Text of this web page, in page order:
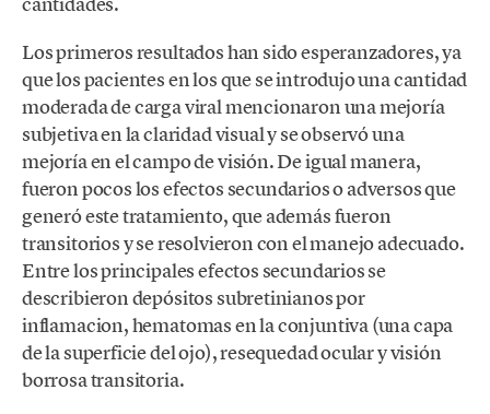
Los primeros resultados han sido esperanzadores, ya
que los pacientes en los que se introdujo una cantidad
moderada de carga viral mencionaron una mejoría
subjetiva en la claridad visual y se observó una
mejoría en el campo de visión. De igual manera,
fueron pocos los efectos secundarios o adversos que
generó este tratamiento, que además fueron
transitorios y se resolvieron con el manejo adecuado.
Entre los principales efectos secundarios se
describieron depósitos subretinianos por
inflamacion, hematomas en la conjuntiva (una capa
de la superficie del ojo), resequedad ocular y visión
borrosa transitoria.